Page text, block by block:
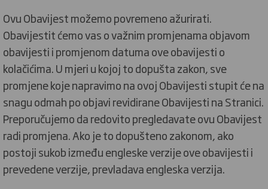
Ovu Obavijest možemo povremeno ažurirati.
Obavijestit ćemo vas o važnim promjenama objavom
obavijesti i promjenom datuma ove obavijesti o
kolačićima. U mjeri u kojoj to dopušta zakon, sve
promjene koje napravimo na ovoj Obavijesti stupit će na
snagu odmah po objavi revidirane Obavijesti na Stranici.
Preporučujemo da redovito pregledavate ovu Obavijest
radi promjena. Ako je to dopušteno zakonom, ako
postoji sukob između engleske verzije ove obavijesti i
prevedene verzije, prevladava engleska verzija.